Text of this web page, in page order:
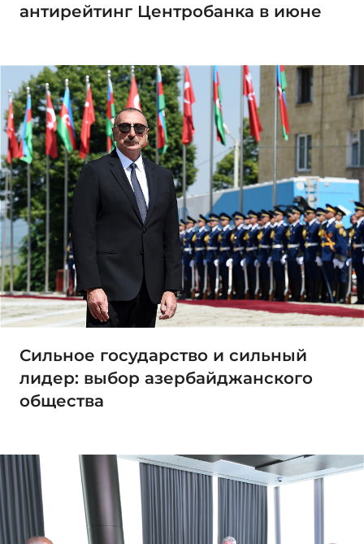
антирейтинг Центробанка в июне
Сильное государство и сильный
лидер: выбор азербайджанского
общества